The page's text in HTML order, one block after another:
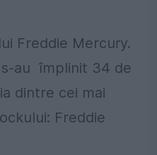
Freddie Mercury.
s-au împlinit 34 de
dintre cei mai
Freddie